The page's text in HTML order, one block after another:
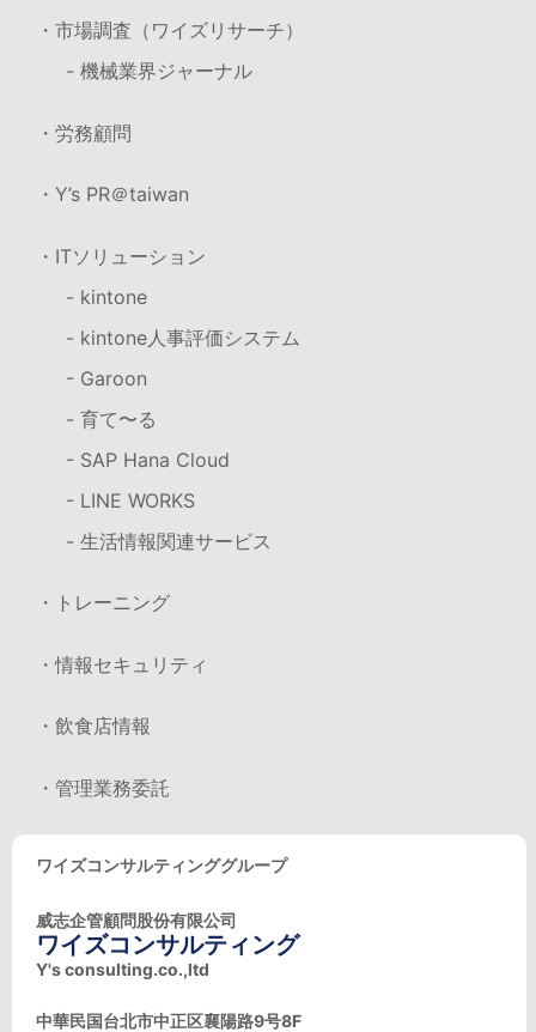
・市場調査（ワイズリサーチ）
- 機械業界ジャーナル
・労務顧問
・Y’s PR＠taiwan
・ITソリューション
- kintone
- kintone人事評価システム
- Garoon
- 育て〜る
- SAP Hana Cloud
- LINE WORKS
- 生活情報関連サービス
・トレーニング
・情報セキュリティ
・飲食店情報
・管理業務委託
ワイズコンサルティンググループ
威志企管顧問股份有限公司
ワイズコンサルティング
Y's consulting.co.,ltd
中華民国台北市中正区襄陽路9号8F